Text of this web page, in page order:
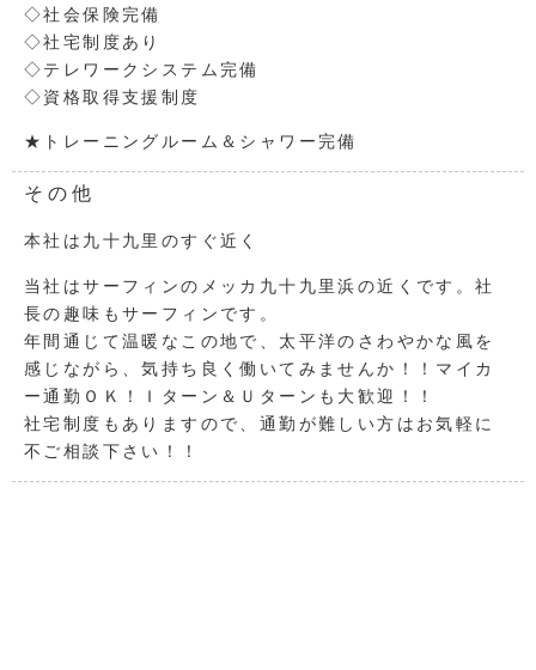
◇社会保険完備
◇社宅制度あり
◇テレワークシステム完備
◇資格取得支援制度
★トレーニングルーム＆シャワー完備
その他
本社は九十九里のすぐ近く
当社はサーフィンのメッカ九十九里浜の近くです。社
長の趣味もサーフィンです。
年間通じて温暖なこの地で、太平洋のさわやかな風を
感じながら、気持ち良く働いてみませんか！！ マイカ
ー通勤ＯＫ！Ｉターン＆Ｕターンも大歓迎！！
社宅制度もありますので、通勤が難しい方はお気軽に
不ご相談下さい！！